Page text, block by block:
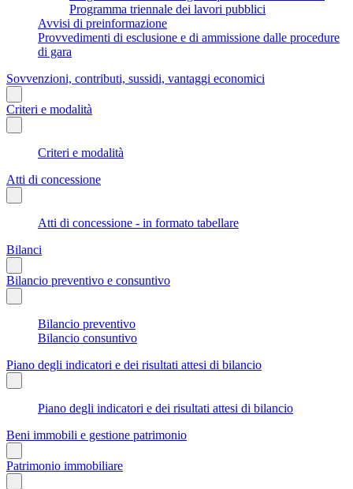
Programma triennale dei lavori pubblici
Avvisi di preinformazione
Provvedimenti di esclusione e di ammissione dalle procedure
di gara
Sovvenzioni, contributi, sussidi, vantaggi economici
Criteri e modalità
Criteri e modalità
Atti di concessione
Atti di concessione - in formato tabellare
Bilanci
Bilancio preventivo e consuntivo
Bilancio preventivo
Bilancio consuntivo
Piano degli indicatori e dei risultati attesi di bilancio
Piano degli indicatori e dei risultati attesi di bilancio
Beni immobili e gestione patrimonio
Patrimonio immobiliare